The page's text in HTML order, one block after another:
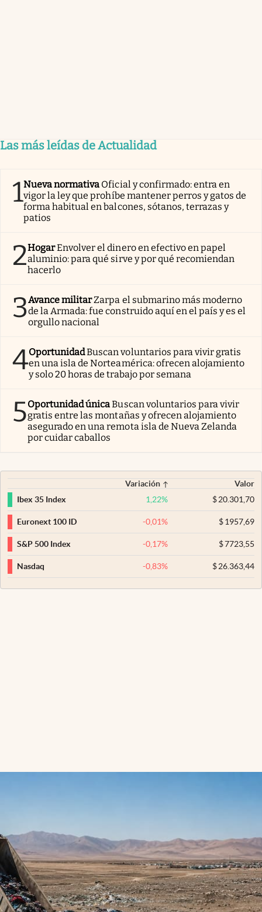
Las más leídas de Actualidad
1Nueva normativa Oficial y confirmado: entra en
vigor la ley que prohíbe mantener perros y gatos de
forma habitual en balcones, sótanos, terrazas y
patios
2HogarEnvolver el dinero en efectivo en papel
aluminio: para qué sirve y por qué recomiendan
hacerlo
3Avance militarZarpa el submarino más moderno
de la Armada: fue construido aquí en el país y es el
orgullo nacional
4OportunidadBuscan voluntarios para vivir gratis
en una isla de Norteamérica: ofrecen alojamiento
y solo 20 horas de trabajo por semana
5Oportunidad únicaBuscan voluntarios para vivir
gratis entre las montañas y ofrecen alojamiento
asegurado en una remota isla de Nueva Zelanda
por cuidar caballos
Variación
Valor
Ibex 35 Index
1,22% $20.301,70
Euronext 100 ID -0,01% $1957,69
S&P 500 Index -0,17% $7723,55
Nasdaq -0,83% $26.363,44